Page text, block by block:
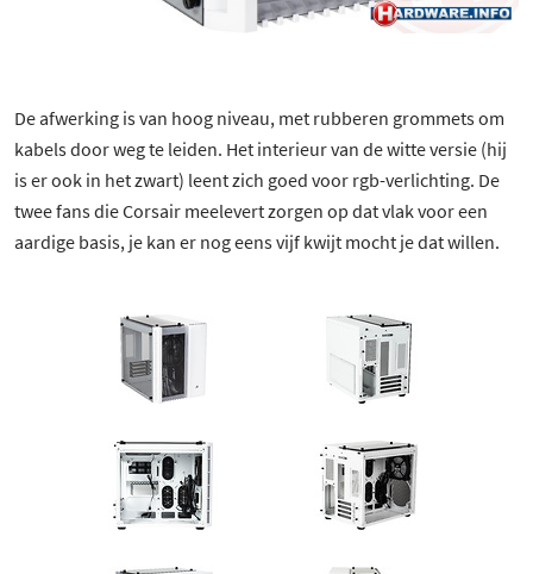
16 besproken producten
De afwerking is van hoog niveau, met rubberen grommets om
kabels door weg te leiden. Het interieur van de witte versie (hij
is er ook in het zwart) leent zich goed voor rgb-verlichting. De
twee fans die Corsair meelevert zorgen op dat vlak voor een
aardige basis, je kan er nog eens vijf kwijt mocht je dat willen.